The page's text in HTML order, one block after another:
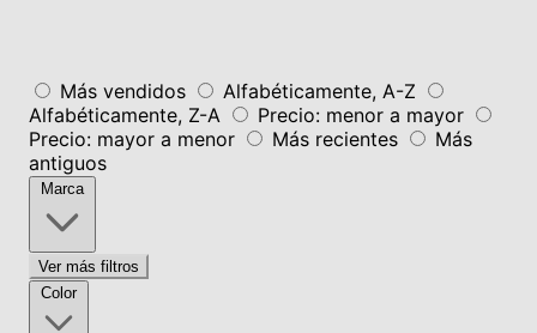
Más vendidos
Alfabéticamente, A-Z
Alfabéticamente, Z-A
Precio: menor a mayor
Precio: mayor a menor
Más recientes
Más
antiguos
Marca
Ver más filtros
Color